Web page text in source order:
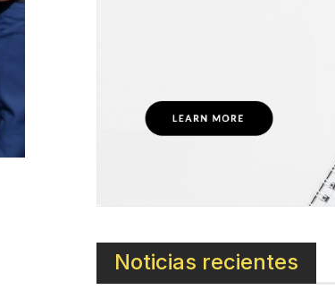
Noticias recientes